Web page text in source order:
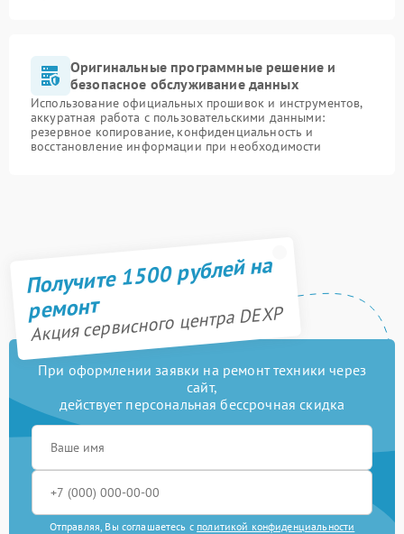
Оригинальные программные решение и
безопасное обслуживание данных
Использование официальных прошивок и инструментов,
аккуратная работа с пользовательскими данными:
резервное копирование, конфиденциальность и
восстановление информации при необходимости
Получите 1500 рублей на
ремонт
Акция сервисного центра DEXP
При оформлении заявки на ремонт техники через
сайт,
действует персональная бессрочная скидка
Отправляя, Вы соглашаетесь с политикой конфиденциальности